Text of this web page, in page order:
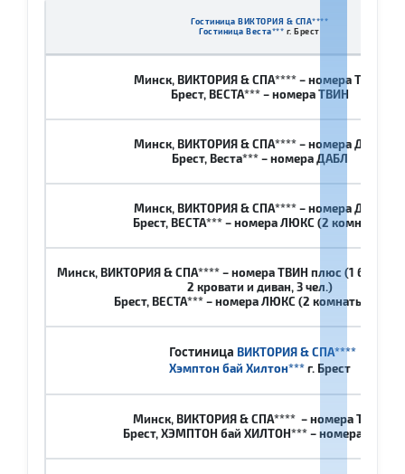
Гостиница ВИКТОРИЯ & СПА****
Гостиница Веста*** г. Брест
Минск, ВИКТОРИЯ & СПА**** – номера ТВИН
Брест, ВЕСТА*** – номера ТВИН
Минск, ВИКТОРИЯ & СПА**** – номера ДАБЛ
Брест, Веста*** – номера ДАБЛ
Минск, ВИКТОРИЯ & СПА**** – номера ДАБЛ
Брест, ВЕСТА*** – номера ЛЮКС (2 комнаты)
Минск, ВИКТОРИЯ & СПА**** – номера ТВИН плюс (1
2 кровати и диван, 3 чел.)
Брест, ВЕСТА*** – номера ЛЮКС (2 комнаты, 3 чел.)
Гостиница ВИКТОРИЯ & СПА****
Хэмптон бай Хилтон***г. Брест
Минск, ВИКТОРИЯ & СПА**** – номера ТВИН
Брест, ХЭМПТОН бай ХИЛТОН*** – номера ТВИН